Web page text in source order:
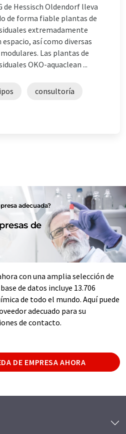
de Hessisch Oldendorf lleva
de forma fiable plantas de
extremadamente
así como diversas
Las plantas de
OKO-aquaclean ...
consultoría
adecuada?
de
con una amplia selección de
de datos incluye 13.706
de todo el mundo. Aquí puede
adecuado para su
de contacto.
DE EMPRESA AHORA